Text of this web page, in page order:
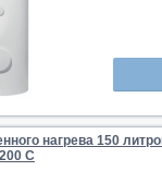
нагрева 150
C